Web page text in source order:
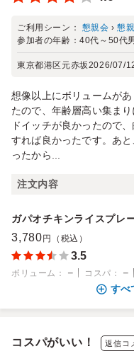
ご利用シーン： 懇親会 ›懇
参加者の年齢：40代～50代
東京都港区元赤坂2026/07/
想像以上にボリュームが
たので、年齢層高い集ま
ドイッチが良かったので
すれば良かったです。あ
ったから...
注文内容
ガパオチキンライスプレ
3,780 円（税込）
3.5
ボリューム ： － コスパ ： －
すべ
コスパがいい！ 返信コ